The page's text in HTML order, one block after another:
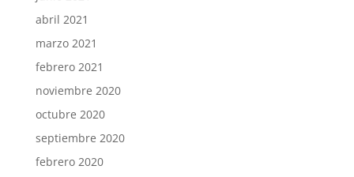
abril 2021
marzo 2021
febrero 2021
noviembre 2020
octubre 2020
septiembre 2020
febrero 2020